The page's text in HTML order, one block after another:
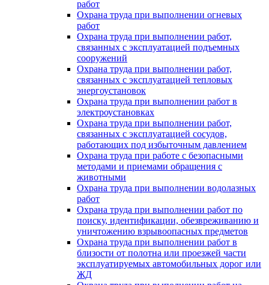
работ
Охрана труда при выполнении огневых
работ
Охрана труда при выполнении работ,
связанных с эксплуатацией подъемных
сооружений
Охрана труда при выполнении работ,
связанных с эксплуатацией тепловых
энергоустановок
Охрана труда при выполнении работ в
электроустановках
Охрана труда при выполнении работ,
связанных с эксплуатацией сосудов,
работающих под избыточным давлением
Охрана труда при работе с безопасными
методами и приемами обращения с
животными
Охрана труда при выполнении водолазных
работ
Охрана труда при выполнении работ по
поиску, идентификации, обезвреживанию и
уничтожению взрывоопасных предметов
Охрана труда при выполнении работ в
близости от полотна или проезжей части
эксплуатируемых автомобильных дорог или
ЖД